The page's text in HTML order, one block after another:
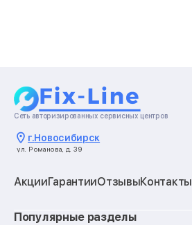
Сеть авторизированных сервисных центров
г.Новосибирск
ул. Романова, д. 39
АкцииГарантииОтзывыКонтакты
Популярные разделы